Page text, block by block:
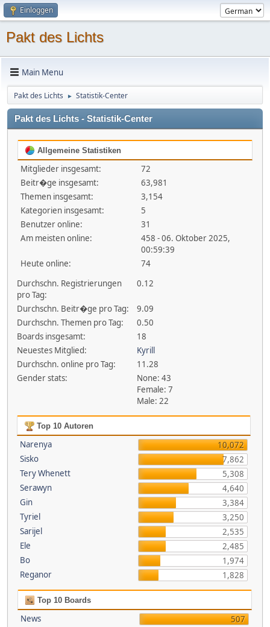
Einloggen
Pakt des Lichts
Main Menu
Pakt des Lichts ► Statistik-Center
Pakt des Lichts - Statistik-Center
Allgemeine Statistiken
Mitglieder insgesamt:
72
Beitr�ge insgesamt:
63,981
Themen insgesamt:
3,154
Kategorien insgesamt:
5
Benutzer online:
31
Am meisten online:
458 - 06. Oktober 2025,
00:59:39
Heute online:
74
Durchschn. Registrierungen
pro Tag:
0.12
Durchschn. Beitr�ge pro Tag:
9.09
Durchschn. Themen pro Tag:
0.50
Boards insgesamt:
18
Neuestes Mitglied:
Kyrill
Durchschn. online pro Tag:
11.28
Gender stats:
None: 43
Female: 7
Male: 22
Top 10 Autoren
Narenya
10,072
Sisko
7,862
Tery Whenett
5,308
Serawyn
4,640
Gin
3,384
Tyriel
3,250
Sarijel
2,535
Ele
2,485
Bo
1,974
Reganor
1,828
Top 10 Boards
News
507